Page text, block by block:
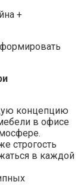
+
концепцию
в офисе
строгость
в каждой